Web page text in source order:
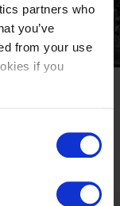
partners who
you’ve
from your use
if you